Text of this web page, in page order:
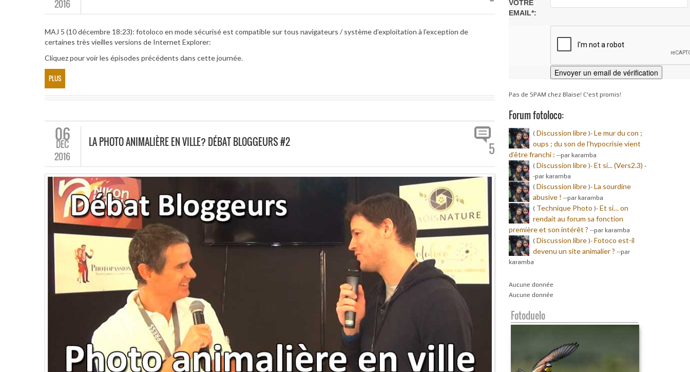
2016
MAJ 5 (10 décembre 18:23): fotoloco en mode sécurisé est compatible sur tous navigateurs / système d’exploitation à l’exception de
certaines très vieilles versions de Internet Explorer:
Cliquez pour voir les épisodes précédents dans cette journée.
PLUS
06
DÉC
2016
LA PHOTO ANIMALIÈRE EN VILLE? DÉBAT BLOGGEURS #2 5
VOTRE
EMAIL*:
Pas de SPAM chez Blaise! C'est promis!
Forum fotoloco:
( Discussion libre)- Le mur du con ;
oups ; du son de l’hypocrisie vient
d’être franchi : --par karamba
( Discussion libre)- Et si... (Vers2.3) -
-par karamba
( Discussion libre)- La sourdine
abusive ! --par karamba
( Technique Photo )- Et si… on
rendait au forum sa fonction
première et son intérêt ? --par karamba
( Discussion libre)- Fotoco est-il
devenu un site animalier ? --par
karamba
Aucune donnée
Aucune donnée
Fotoduelo